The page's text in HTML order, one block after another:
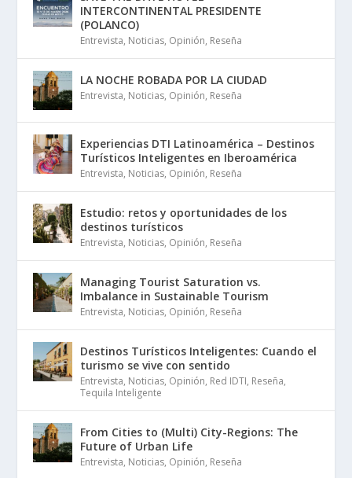
INTERCONTINENTAL PRESIDENTE
(POLANCO)
Entrevista, Noticias, Opinión, Reseña
LA NOCHE ROBADA POR LA CIUDAD
Entrevista, Noticias, Opinión, Reseña
Experiencias DTI Latinoamérica – Destinos
Turísticos Inteligentes en Iberoamérica
Entrevista, Noticias, Opinión, Reseña
Estudio: retos y oportunidades de los
destinos turísticos
Entrevista, Noticias, Opinión, Reseña
Managing Tourist Saturation vs.
Imbalance in Sustainable Tourism
Entrevista, Noticias, Opinión, Reseña
Destinos Turísticos Inteligentes: Cuando el
turismo se vive con sentido
Entrevista, Noticias, Opinión, Red IDTI, Reseña,
Tequila Inteligente
From Cities to (Multi) City-Regions: The
Future of Urban Life
Entrevista, Noticias, Opinión, Reseña